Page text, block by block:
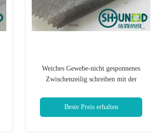
Weiches Gewebe-nicht gesponnenes
Zwischenzeilig schreiben mit der
Beste Preis erhalten